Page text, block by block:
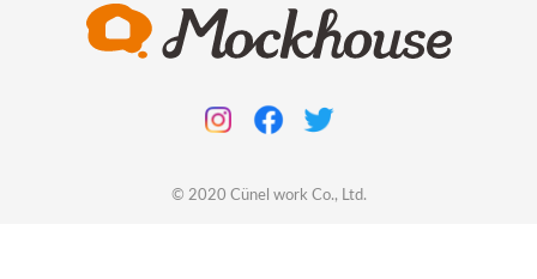
© 2020 Cünel work Co., Ltd.